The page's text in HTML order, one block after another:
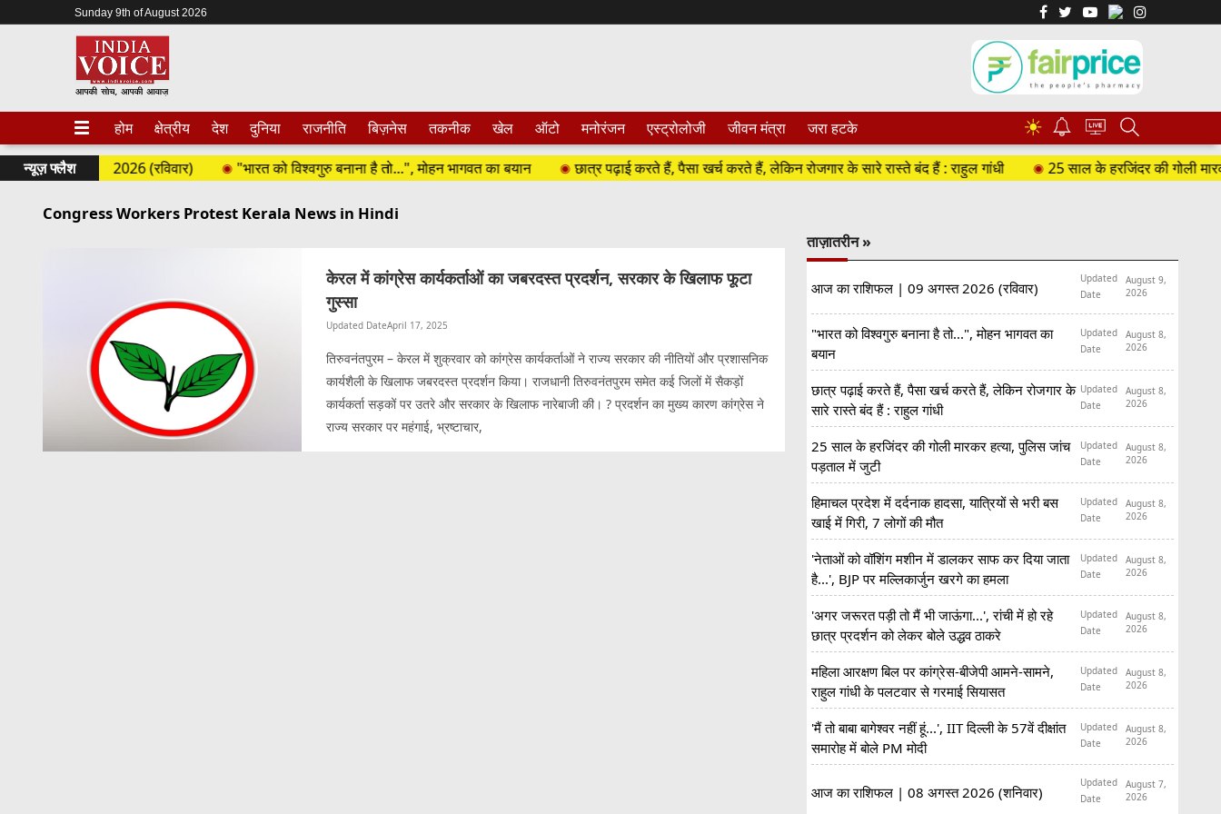
Sunday 9th of August 2026
होम क्षेत्रीय देश दुनिया राजनीति बिज़नेस तकनीक खेल ऑटो मनोरंजन एस्ट्रोलोजी जीवन मंत्रा जरा हटके ☀
न्यूज़ फ्लैश
| 09 अगस्त 2026 (रविवार) "भारत को विश्वगुरु बनाना है तो...", मोहन भागवत का बयान छात्र पढ़ाई करते हैं, पैसा खर्च करते हैं, लेकिन रोजगार के सारे रास्ते बंद हैं : राहुल गांधी 25 साल के हरजिंदर की गोली मारकर
Congress Workers Protest Kerala News in Hindi
केरल में कांग्रेस कार्यकर्ताओं का जबरदस्त प्रदर्शन, सरकार के खिलाफ फूटा
गुस्सा
Updated DateApril 17, 2025
तिरुवनंतपुरम – केरल में शुक्रवार को कांग्रेस कार्यकर्ताओं ने राज्य सरकार की नीतियों और प्रशासनिक
कार्यशैली के खिलाफ जबरदस्त प्रदर्शन किया। राजधानी तिरुवनंतपुरम समेत कई जिलों में सैकड़ों
कार्यकर्ता सड़कों पर उतरे और सरकार के खिलाफ नारेबाजी की। ? प्रदर्शन का मुख्य कारण कांग्रेस ने
राज्य सरकार पर महंगाई, भ्रष्टाचार,
ताज़ातरीन »
आज का राशिफल | 09 अगस्त 2026 (रविवार)
Updated
Date
August 9,
2026
"भारत को विश्वगुरु बनाना है तो...", मोहन भागवत का
बयान
Updated
Date
August 8,
2026
छात्र पढ़ाई करते हैं, पैसा खर्च करते हैं, लेकिन रोजगार के
सारे रास्ते बंद हैं : राहुल गांधी
Updated
Date
August 8,
2026
25 साल के हरजिंदर की गोली मारकर हत्या, पुलिस जांच
पड़ताल में जुटी
Updated
Date
August 8,
2026
हिमाचल प्रदेश में दर्दनाक हादसा, यात्रियों से भरी बस
खाई में गिरी, 7 लोगों की मौत
Updated
Date
August 8,
2026
'नेताओं को वॉशिंग मशीन में डालकर साफ कर दिया जाता
है...', BJP पर मल्लिकार्जुन खरगे का हमला
Updated
Date
August 8,
2026
'अगर जरूरत पड़ी तो मैं भी जाऊंगा...', रांची में हो रहे
छात्र प्रदर्शन को लेकर बोले उद्धव ठाकरे
Updated
Date
August 8,
2026
महिला आरक्षण बिल पर कांग्रेस-बीजेपी आमने-सामने,
राहुल गांधी के पलटवार से गरमाई सियासत
Updated
Date
August 8,
2026
'मैं तो बाबा बागेश्वर नहीं हूं...', IIT दिल्ली के 57वें दीक्षांत
समारोह में बोले PM मोदी
Updated
Date
August 8,
2026
आज का राशिफल | 08 अगस्त 2026 (शनिवार)
Updated
Date
August 7,
2026